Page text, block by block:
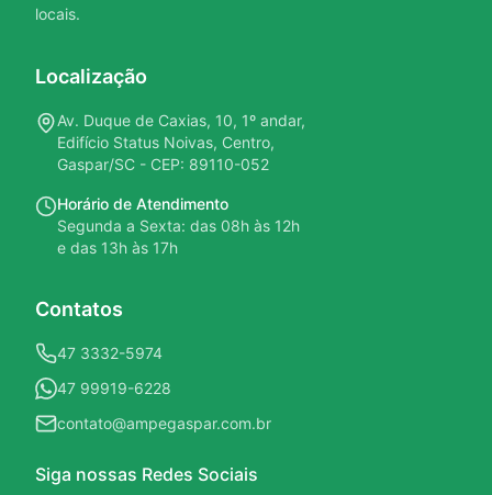
locais.
Localização
Av. Duque de Caxias, 10, 1º andar,
Edifício Status Noivas, Centro,
Gaspar/SC - CEP: 89110-052
Horário de Atendimento
Segunda a Sexta: das 08h às 12h
e das 13h às 17h
Contatos
47 3332-5974
47 99919-6228
contato@ampegaspar.com.br
Siga nossas Redes Sociais